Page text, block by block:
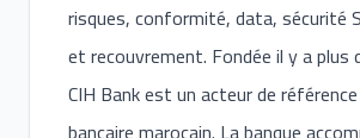
risques, conformité, data, sécurité
et recouvrement. Fondée il y a plus
CIH Bank est un acteur de